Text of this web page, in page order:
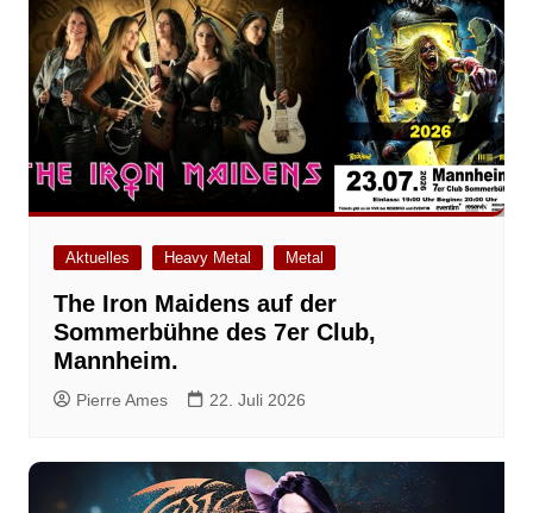
Aktuelles Heavy Metal Metal
The Iron Maidens auf der
Sommerbühne des 7er Club,
Mannheim.
Pierre Ames 22. Juli 2026